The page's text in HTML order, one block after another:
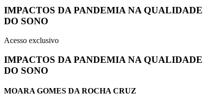
IMPACTOS DA PANDEMIA NA QUALIDADE
DO SONO
Acesso exclusivo
IMPACTOS DA PANDEMIA NA QUALIDADE
DO SONO
MOARA GOMES DA ROCHA CRUZ